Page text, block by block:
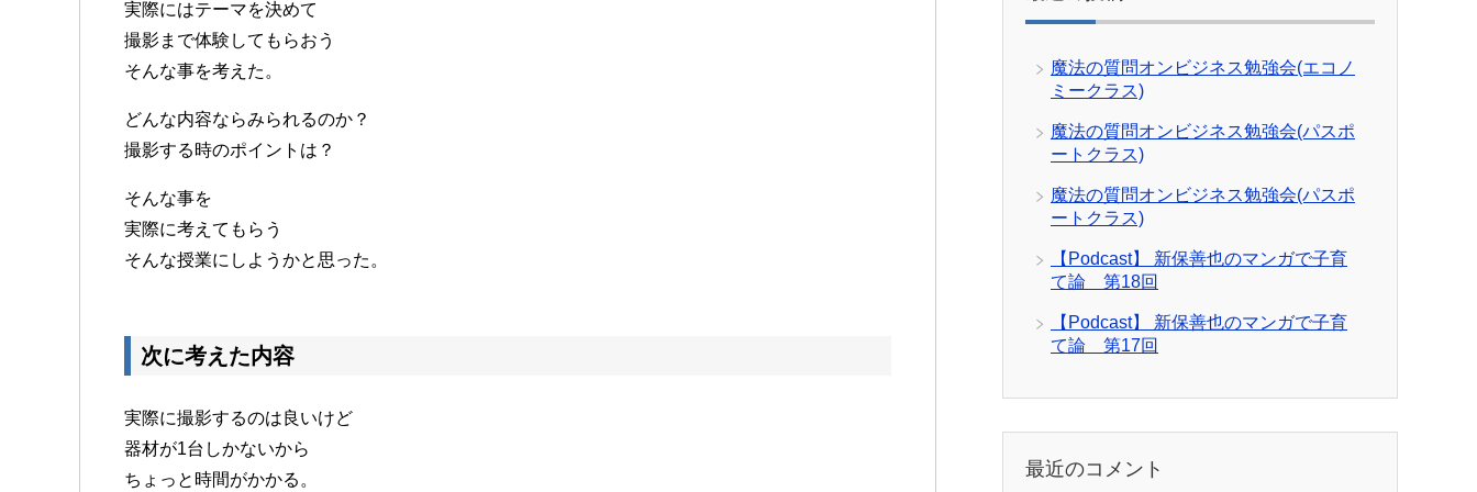
実際にはテーマを決めて
撮影まで体験してもらおう
そんな事を考えた。
どんな内容ならみられるのか？
撮影する時のポイントは？
そんな事を
実際に考えてもらう
そんな授業にしようかと思った。
次に考えた内容
実際に撮影するのは良いけど
器材が1台しかないから
ちょっと時間がかかる。
魔法の質問オンビジネス勉強会(エコノ
ミークラス)
魔法の質問オンビジネス勉強会(パスポ
ートクラス)
魔法の質問オンビジネス勉強会(パスポ
ートクラス)
【Podcast】 新保善也のマンガで子育
て論 第18回
【Podcast】 新保善也のマンガで子育
て論 第17回
最近のコメント